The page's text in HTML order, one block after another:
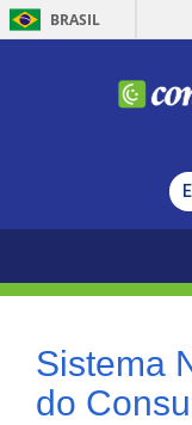
BRASIL
Sistema
do